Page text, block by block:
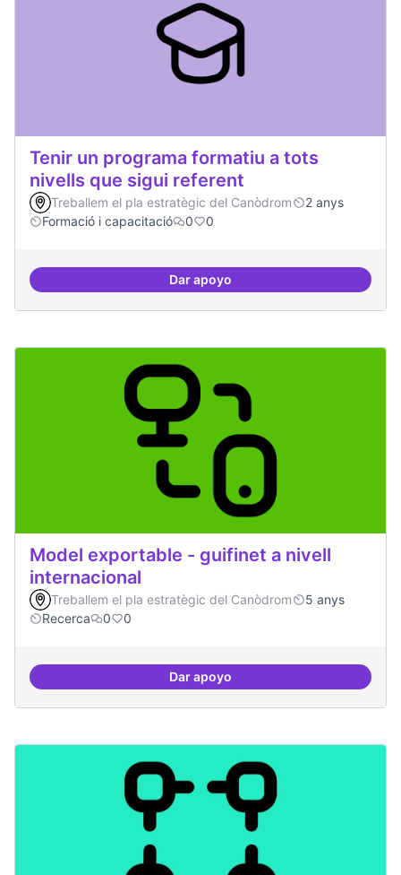
Tenir un programa formatiu a tots
nivells que sigui referent
Treballem el pla estratègic del Canòdrom
2 anys
Formació i capacitació
0 0
Dar apoyoTenir un programa formatiu a
Model exportable - guifinet a nivell
internacional
Treballem el pla estratègic del Canòdrom
5 anys
Recerca
0 0
Dar apoyoModel exportable - guifinet a